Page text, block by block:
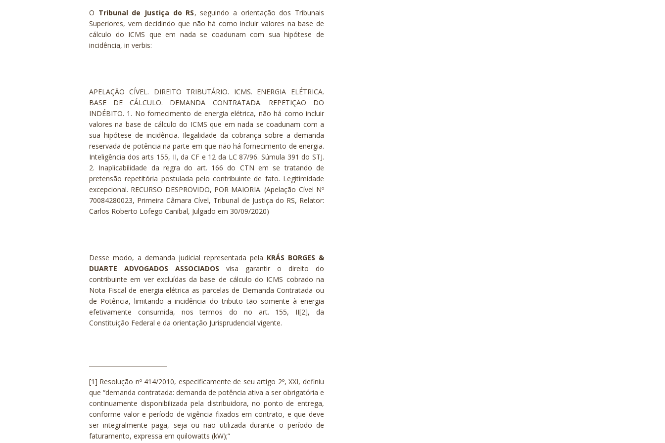
O Tribunal de Justiça do RS, seguindo a orientação dos Tribunais
Superiores, vem decidindo que não há como incluir valores na base de
cálculo do ICMS que em nada se coadunam com sua hipótese de
incidência, in verbis:
APELAÇÃO CÍVEL. DIREITO TRIBUTÁRIO. ICMS. ENERGIA ELÉTRICA.
BASE DE CÁLCULO. DEMANDA CONTRATADA. REPETIÇÃO DO
INDÉBITO. 1. No fornecimento de energia elétrica, não há como incluir
valores na base de cálculo do ICMS que em nada se coadunam com a
sua hipótese de incidência. Ilegalidade da cobrança sobre a demanda
reservada de potência na parte em que não há fornecimento de energia.
Inteligência dos arts 155, II, da CF e 12 da LC 87/96. Súmula 391 do STJ.
2. Inaplicabilidade da regra do art. 166 do CTN em se tratando de
pretensão repetitória postulada pelo contribuinte de fato. Legitimidade
excepcional. RECURSO DESPROVIDO, POR MAIORIA. (Apelação Cível Nº
70084280023, Primeira Câmara Cível, Tribunal de Justiça do RS, Relator:
Carlos Roberto Lofego Canibal, Julgado em 30/09/2020)
Desse modo, a demanda judicial representada pela KRÁS BORGES &
DUARTE ADVOGADOS ASSOCIADOS visa garantir o direito do
contribuinte em ver excluídas da base de cálculo do ICMS cobrado na
Nota Fiscal de energia elétrica as parcelas de Demanda Contratada ou
de Potência, limitando a incidência do tributo tão somente à energia
efetivamente consumida, nos termos do no art. 155, II[2], da
Constituição Federal e da orientação Jurisprudencial vigente.
[1] Resolução nº 414/2010, especificamente de seu artigo 2º, XXI, definiu
que “demanda contratada: demanda de potência ativa a ser obrigatória e
continuamente disponibilizada pela distribuidora, no ponto de entrega,
conforme valor e período de vigência fixados em contrato, e que deve
ser integralmente paga, seja ou não utilizada durante o período de
faturamento, expressa em quilowatts (kW);”